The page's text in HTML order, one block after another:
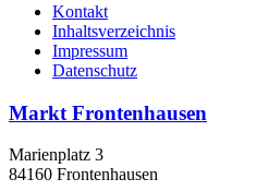
Kontakt
Inhaltsverzeichnis
Impressum
Datenschutz
Markt Frontenhausen
Marienplatz 3
84160 Frontenhausen